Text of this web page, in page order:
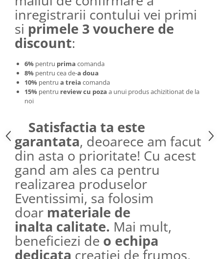
inregistrarii contului vei primi
si primele 3 vouchere de
discount:
6% pentru prima comanda
8% pentru cea de-a doua
10% pentru a treia comanda
15% pentru review cu poza a unui produs achizitionat de la
noi
Satisfactia ta este
garantata, deoarece am facut
din asta o prioritate! Cu acest
gand am ales ca pentru
realizarea produselor
Eventissimi, sa folosim
doar materiale de
inalta calitate. Mai mult,
beneficiezi de o echipa
dedicata creatiei de frumos,